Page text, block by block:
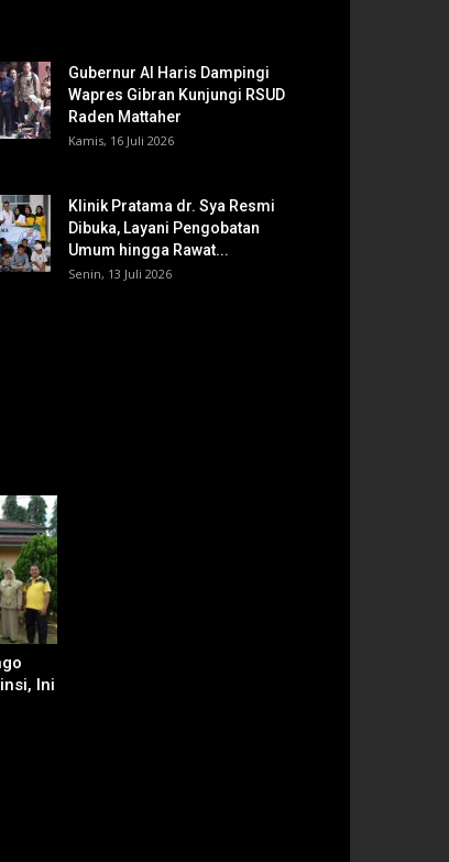
Gubernur Al Haris Dampingi
Wapres Gibran Kunjungi RSUD
Raden Mattaher
Kamis, 16 Juli 2026
Klinik Pratama dr. Sya Resmi
Dibuka, Layani Pengobatan
Umum hingga Rawat...
Senin, 13 Juli 2026
Ini